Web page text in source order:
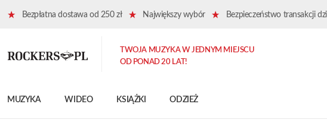
Bezpłatna dostawa od 250 zł Największy wybór Bezpieczeństwo transakcji
MUZYKA WIDEO KSIĄŻKI ODZIEŻ
TWOJA MUZYKA W JEDNYM MIEJSCU
OD PONAD 20 LAT!